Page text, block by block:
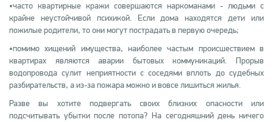
•часто квартирные кражи совершаются наркоманами - людьми с
крайне неустойчивой психикой. Если дома находятся дети или
пожилые родители, то они могут пострадать в первую очередь;
•помимо хищений имущества, наиболее частым происшествием в
квартирах являются аварии бытовых коммуникаций. Прорыв
водопровода сулит неприятности с соседями вплоть до судебных
разбирательств, а из-за пожара можно и вовсе лишиться жилья.
Разве вы хотите подвергать своих близких опасности или
подсчитывать убытки после потопа? На сегодняшний день ничего